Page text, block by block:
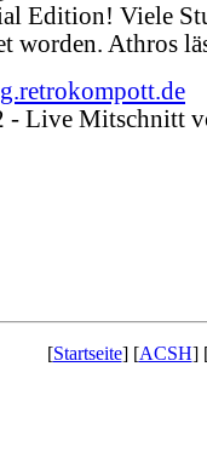
Edition! Viele
worden. Athros
- Live Mitschnitt
[Startseite] [ACSH]